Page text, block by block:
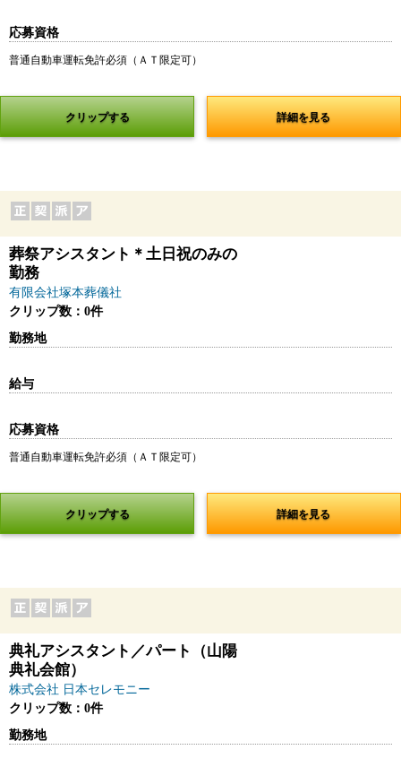
応募資格
普通自動車運転免許必須（ＡＴ限定可）
クリップする 詳細を見る
葬祭アシスタント＊土日祝のみの
勤務
有限会社塚本葬儀社
クリップ数：0件
勤務地
給与
応募資格
普通自動車運転免許必須（ＡＴ限定可）
クリップする 詳細を見る
典礼アシスタント／パート（山陽
典礼会館）
株式会社 日本セレモニー
クリップ数：0件
勤務地